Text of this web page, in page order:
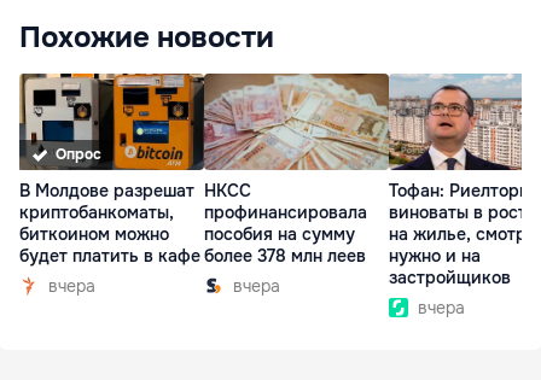
Похожие новости
Опрос
В Молдове разрешат
криптобанкоматы,
биткоином можно
будет платить в кафе
вчера
НКСС
профинансировала
пособия на сумму
более 378 млн леев
вчера
Тофан: Риелторы
виноваты в росте
на жилье,
нужно и на
застройщиков
вчера